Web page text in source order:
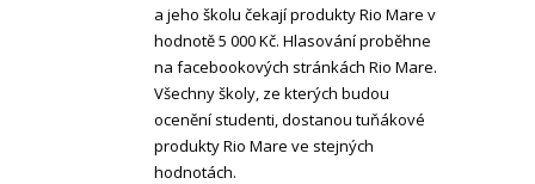
a jeho školu čekají produkty Rio Mare v
hodnotě 5 000 Kč. Hlasování proběhne
na facebookových stránkách Rio Mare.
Všechny školy, ze kterých budou
ocenění studenti, dostanou tuňákové
produkty Rio Mare ve stejných
hodnotách.